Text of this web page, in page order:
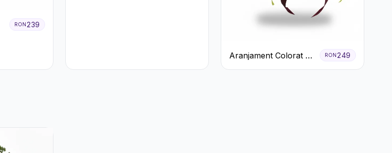
RON239
Aranjament Colorat cu
Crizanteme în Cutie
RON249